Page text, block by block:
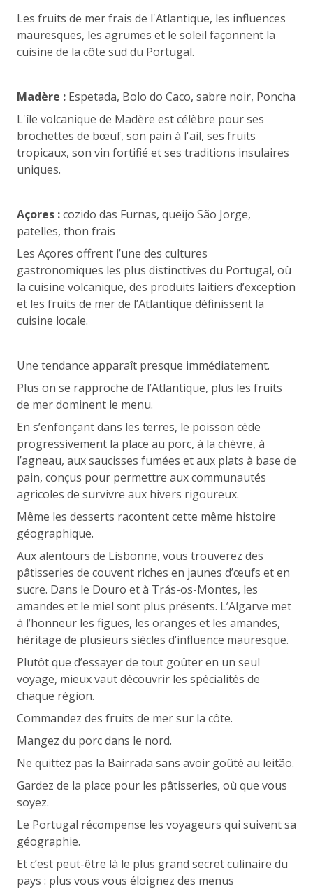
Les fruits de mer frais de l'Atlantique, les influences
mauresques, les agrumes et le soleil façonnent la
cuisine de la côte sud du Portugal.
Madère : Espetada, Bolo do Caco, sabre noir, Poncha
L'île volcanique de Madère est célèbre pour ses
brochettes de bœuf, son pain à l'ail, ses fruits
tropicaux, son vin fortifié et ses traditions insulaires
uniques.
Açores :cozido das Furnas, queijo São Jorge,
patelles, thon frais
Les Açores offrent l’une des cultures
gastronomiques les plus distinctives du Portugal, où
la cuisine volcanique, des produits laitiers d’exception
et les fruits de mer de l’Atlantique définissent la
cuisine locale.
Une tendance apparaît presque immédiatement.
Plus on se rapproche de l’Atlantique, plus les fruits
de mer dominent le menu.
En s’enfonçant dans les terres, le poisson cède
progressivement la place au porc, à la chèvre, à
l’agneau, aux saucisses fumées et aux plats à base de
pain, conçus pour permettre aux communautés
agricoles de survivre aux hivers rigoureux.
Même les desserts racontent cette même histoire
géographique.
Aux alentours de Lisbonne, vous trouverez des
pâtisseries de couvent riches en jaunes d’œufs et en
sucre. Dans le Douro et à Trás-os-Montes, les
amandes et le miel sont plus présents. L’Algarve met
à l’honneur les figues, les oranges et les amandes,
héritage de plusieurs siècles d’influence mauresque.
Plutôt que d’essayer de tout goûter en un seul
voyage, mieux vaut découvrir les spécialités de
chaque région.
Commandez des fruits de mer sur la côte.
Mangez du porc dans le nord.
Ne quittez pas la Bairrada sans avoir goûté au leitão.
Gardez de la place pour les pâtisseries, où que vous
soyez.
Le Portugal récompense les voyageurs qui suivent sa
géographie.
Et c’est peut-être là le plus grand secret culinaire du
pays : plus vous vous éloignez des menus